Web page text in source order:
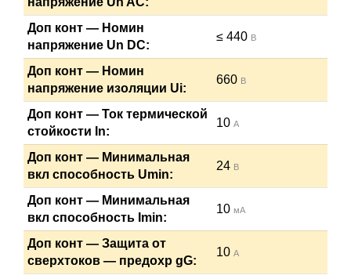
Доп конт — Номин
напряжение Un DC:
≤ 440 В
Доп конт — Номин
напряжение изоляции Ui:
660 В
Доп конт — Ток термической
стойкости In:
10 А
Доп конт — Минимальная
вкл способность Umin:
24 В
Доп конт — Минимальная
вкл способность Imin:
10 мА
Доп конт — Защита от
сверхтоков — предохр gG:
10 А